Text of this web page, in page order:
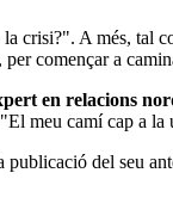
la crisi?". A més, tal
començar a
en relacions
meu camí cap a la
publicació del seu